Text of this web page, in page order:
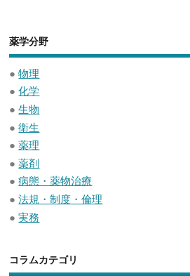
薬学分野
●物理
●化学
●生物
●衛生
●薬理
●薬剤
●病態・薬物治療
●法規・制度・倫理
●実務
コラムカテゴリ